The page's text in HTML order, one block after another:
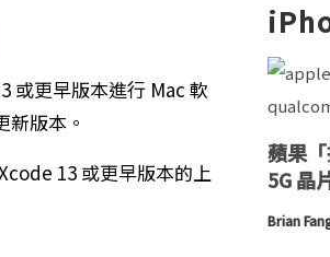
或更早版本進行 Mac 軟
版本。
13 或更早版本的上
蘋果
5G 晶
Brian